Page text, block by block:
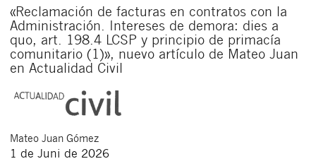
«Reclamación de facturas en contratos con la
Administración. Intereses de demora: dies a
quo, art. 198.4 LCSP y principio de primacía
comunitario (1)», nuevo artículo de Mateo Juan
en Actualidad Civil
Mateo Juan Gómez
1 de Juni de 2026